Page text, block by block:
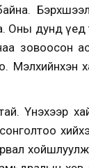
Оны дунд
зовоосон
Мэлхийнхэн
Үнэхээр